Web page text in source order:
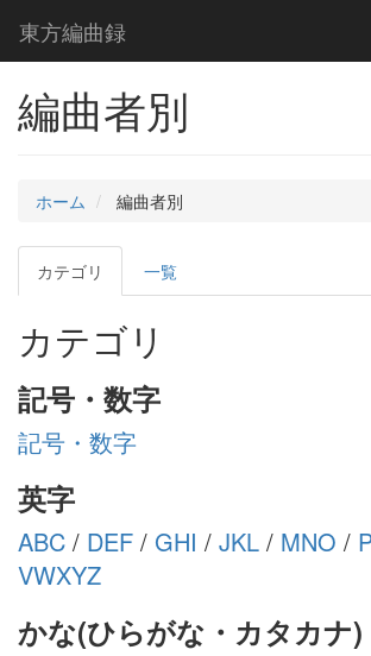
東方編曲録
編曲者別
ホーム 編曲者別
カテゴリ 一覧
カテゴリ
記号・数字
記号・数字
英字
ABC / DEF / GHI / JKL / MNO /
VWXYZ
かな(ひらがな・カタカナ)